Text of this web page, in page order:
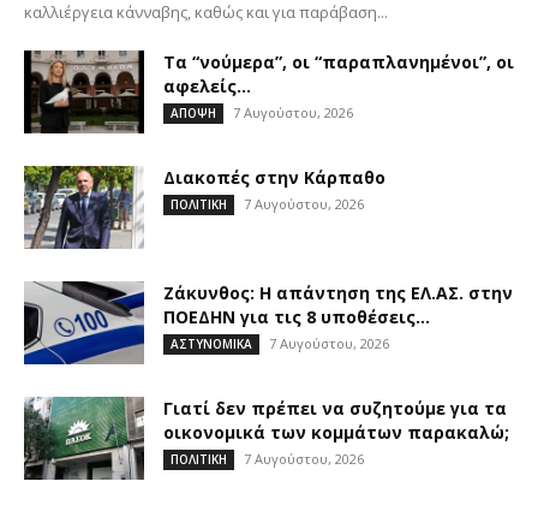
καλλιέργεια κάνναβης, καθώς και για παράβαση...
Τα “νούμερα”, οι “παραπλανημένοι”, οι
αφελείς…
ΑΠΟΨΗ 7 Αυγούστου, 2026
Διακοπές στην Κάρπαθο
ΠΟΛΙΤΙΚΗ 7 Αυγούστου, 2026
Ζάκυνθος: Η απάντηση της ΕΛ.ΑΣ. στην
ΠΟΕΔΗΝ για τις 8 υποθέσεις...
ΑΣΤΥΝΟΜΙΚΑ 7 Αυγούστου, 2026
Γιατί δεν πρέπει να συζητούμε για τα
οικονομικά των κομμάτων παρακαλώ;
ΠΟΛΙΤΙΚΗ 7 Αυγούστου, 2026